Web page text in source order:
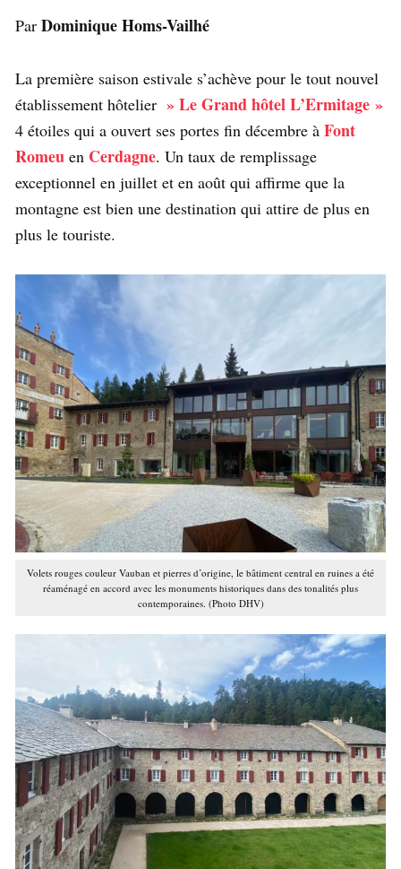
Par Dominique Homs-Vailhé
La première saison estivale s’achève pour le tout nouvel
établissement hôtelier » Le Grand hôtel L’Ermitage »
4 étoiles qui a ouvert ses portes fin décembre à Font
Romeu en Cerdagne. Un taux de remplissage
exceptionnel en juillet et en août qui affirme que la
montagne est bien une destination qui attire de plus en
plus le touriste.
Volets rouges couleur Vauban et pierres d’origine, le bâtiment central en ruines a été
réaménagé en accord avec les monuments historiques dans des tonalités plus
contemporaines. (Photo DHV)